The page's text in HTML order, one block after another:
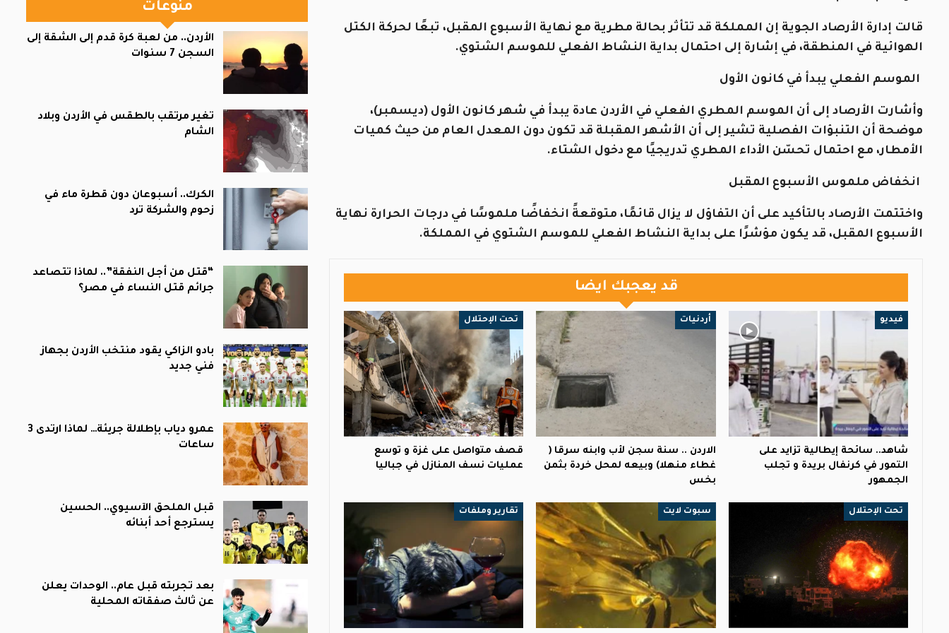
قالت إدارة الأرصاد الجوية إن المملكة قد تتأثر بحالة مطرية مع نهاية الأسبوع المقبل، تبعًا لحركة الكتل
الهوائية في المنطقة، في إشارة إلى احتمال بداية النشاط الفعلي للموسم الشتوي.
الموسم الفعلي يبدأ في كانون الأول
وأشارت الأرصاد إلى أن الموسم المطري الفعلي في الأردن عادة يبدأ في شهر كانون الأول (ديسمبر)،
موضحة أن التنبؤات الفصلية تشير إلى أن الأشهر المقبلة قد تكون دون المعدل العام من حيث كميات
الأمطار، مع احتمال تحسّن الأداء المطري تدريجيًا مع دخول الشتاء.
انخفاض ملموس الأسبوع المقبل
واختتمت الأرصاد بالتأكيد على أن التفاؤل لا يزال قائمًا، متوقعةً انخفاضًا ملموسًا في درجات الحرارة نهاية
الأسبوع المقبل، قد يكون مؤشرًا على بداية النشاط الفعلي للموسم الشتوي في المملكة.
قد يعجبك ايضا
فيديو
شاهد.. سائحة إيطالية تزايد على
التمور في كرنفال بريدة و تجلب
الجمهور
أردنيات
الاردن .. سنة سجن لأب وابنه سرقا (
غطاء منهلا) وبيعه لمحل خردة بثمن
بخس
تحت الإحتلال
قصف متواصل على غزة و توسع
عمليات نسف المنازل في جباليا
تحت الإحتلال سبوت لايت تقارير وملفات
منوعات
الأردن.. من لعبة كرة قدم إلى الشقة إلى
السجن 7 سنوات
تغير مرتقب بالطقس في الأردن وبلاد
الشام
الكرك.. أسبوعان دون قطرة ماء في
زحوم والشركة ترد
“قتل من أجل النفقة”.. لماذا تتصاعد
جرائم قتل النساء في مصر؟
بادو الزاكي يقود منتخب الأردن بجهاز
فني جديد
عمرو دياب بإطلالة جريئة… لماذا ارتدى 3
ساعات
قبل الملحق الآسيوي.. الحسين
يسترجع أحد أبنائه
بعد تجربته قبل عام.. الوحدات يعلن
عن ثالث صفقاته المحلية